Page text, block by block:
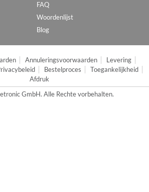
FAQ
Woordenlijst
Blog
Annuleringsvoorwaarden
Levering
Bestelproces
Toegankelijkheid
Afdruk
GmbH. Alle Rechte vorbehalten.